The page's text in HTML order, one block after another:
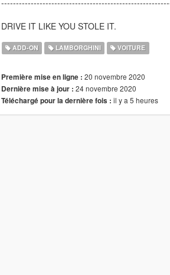
DRIVE IT LIKE YOU STOLE IT.
ADD-ON LAMBORGHINI VOITURE
Première mise en ligne : 20 novembre 2020
Dernière mise à jour : 24 novembre 2020
Téléchargé pour la dernière fois : il y a 5 heures